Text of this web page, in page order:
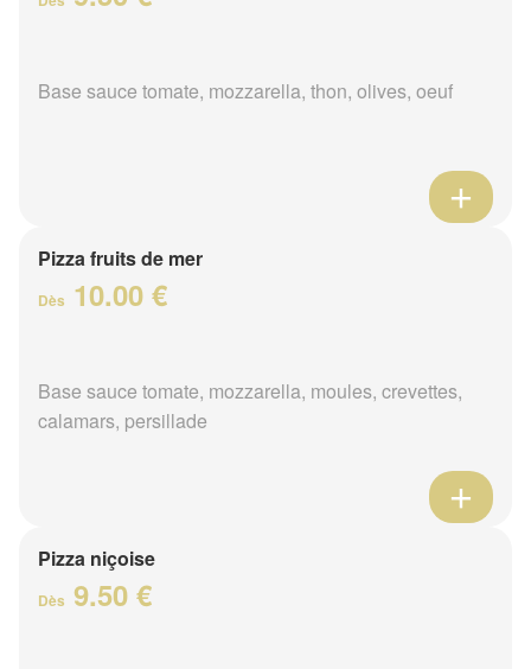
Base sauce tomate, mozzarella, thon, olives, oeuf
Pizza fruits de mer
Dès 10.00 €
Base sauce tomate, mozzarella, moules, crevettes,
calamars, persillade
Pizza niçoise
Dès 9.50 €